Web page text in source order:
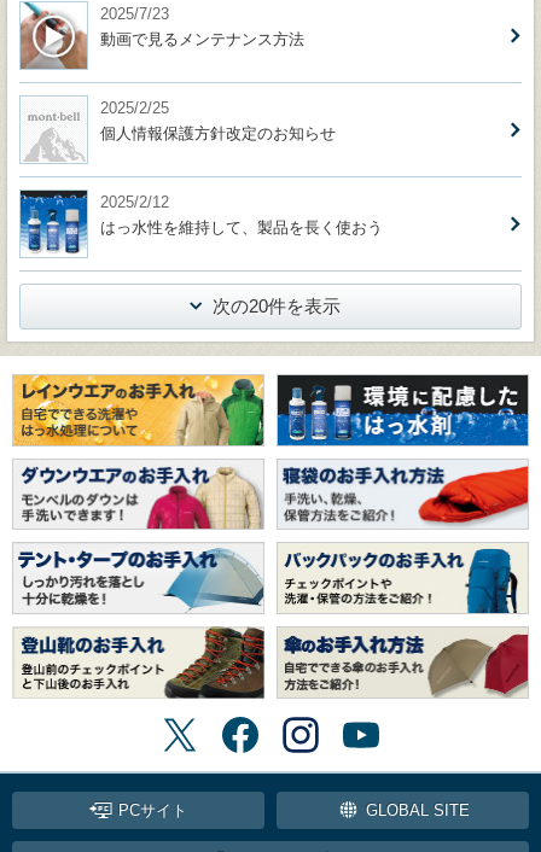
2025/7/23
動画で見るメンテナンス方法
2025/2/25
個人情報保護方針改定のお知らせ
2025/2/12
はっ水性を維持して、製品を長く使おう
次の20件を表示
PCサイト GLOBAL SITE